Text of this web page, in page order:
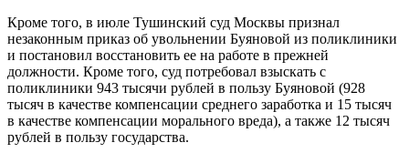
Кроме того, в июле Тушинский суд Москвы признал
незаконным приказ об увольнении Буяновой из поликлиники
и постановил восстановить ее на работе в прежней
должности. Кроме того, суд потребовал взыскать с
поликлиники 943 тысячи рублей в пользу Буяновой (928
тысяч в качестве компенсации среднего заработка и 15 тысяч
в качестве компенсации морального вреда), а также 12 тысяч
рублей в пользу государства.